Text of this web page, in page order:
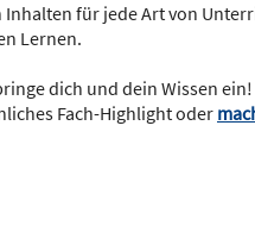
für jede Art von
Lernen.
dich und dein Wissen
Fach-Highlight oder